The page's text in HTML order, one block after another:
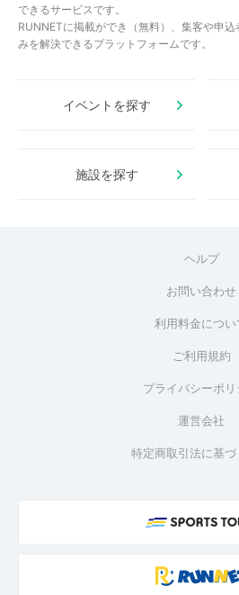
できるサービスです。
RUNNETに掲載ができ（無料）、集客や申
みを解決できるプラットフォームです。
イベントを探す
施設を探す
ヘルプ
お問い合わせ
利用料金につい
ご利用規約
プライバシーポリ
運営会社
特定商取引法に基